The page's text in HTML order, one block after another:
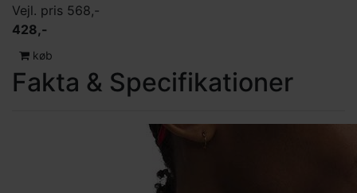
Vejl. pris 568,-
428,-
køb
Fakta & Specifikationer